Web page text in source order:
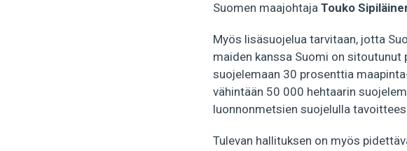
Suomen maajohtaja Touko
Myös lisäsuojelua tarvitaan, jotta
maiden kanssa Suomi on
suojelemaan 30 prosenttia
vähintään 50 000 hehtaarin
luonnonmetsien suojelulla
Tulevan hallituksen on myös